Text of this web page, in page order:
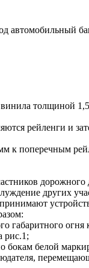
автомобильный
винила толщиной
рейленги и
к поперечным
дорожного
других
габаритного
рис.1;
бокам белой